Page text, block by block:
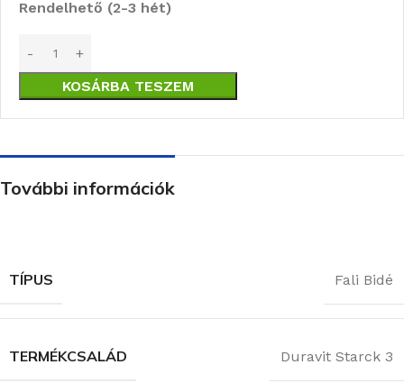
Rendelhető (2-3 hét)
KOSÁRBA TESZEM
További információk
TÍPUS Fali Bidé
TERMÉKCSALÁD Duravit Starck 3